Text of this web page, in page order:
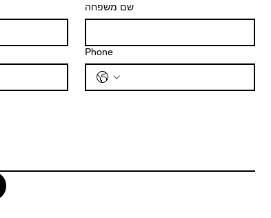
שם משפחה
Phone